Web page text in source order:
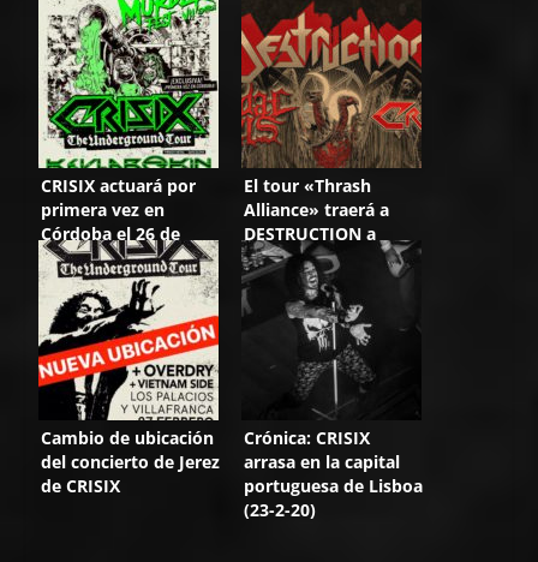
CRISIX actuará por
primera vez en
Córdoba el 26 de
febrero
El tour «Thrash
Alliance» traerá a
DESTRUCTION a
España
Cambio de ubicación
del concierto de Jerez
de CRISIX
Crónica: CRISIX
arrasa en la capital
portuguesa de Lisboa
(23-2-20)